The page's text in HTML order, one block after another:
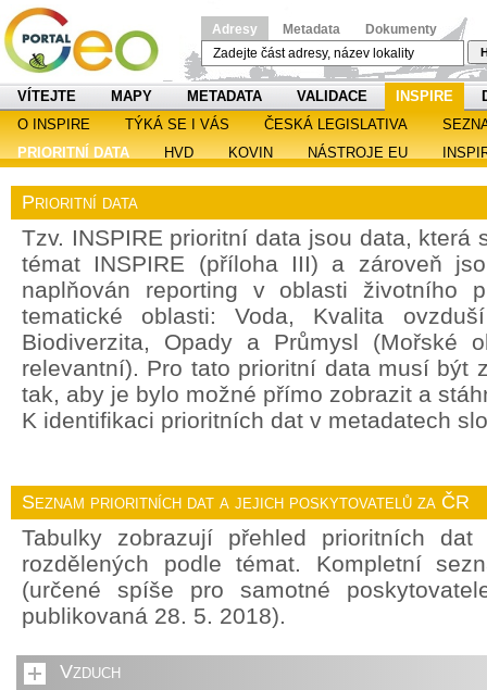
Adresy Metadata Dokumenty
VÍTEJTE MAPY METADATA VALIDACE INSPIRE
O INSPIRE
TÝKÁ SE I VÁS ČESKÁ LEGISLATIVA
PRIORITNÍ DATA
HVD KOVIN NÁSTROJE EU
Prioritní data
Tzv. INSPIRE prioritní data jsou data, která
témat INSPIRE (příloha III) a zároveň
naplňován reporting v oblasti životního
tematické oblasti: Voda, Kvalita
Biodiverzita, Opady a Průmysl (Mořské
relevantní). Pro tato prioritní data musí být
tak, aby je bylo možné přímo zobrazit a
K identifikaci prioritních dat v metadatech
Seznam prioritních dat a jejich poskytovatelů za ČR
Tabulky zobrazují přehled prioritních
rozdělených podle témat. Kompletní
(určené spíše pro samotné
publikovaná 28. 5. 2018).
Vzduch